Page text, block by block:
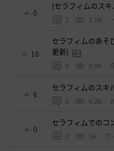
0
[セラフィムのス
1 3.1K
16
セラフィムのあ
更新)
0 9.8K
6
セラフィムのスキ
0 6.2K
0
セラフィムでのコ
0 3K